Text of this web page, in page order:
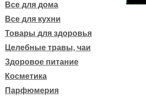
Все для дома
Все для кухни
Товары для здоровья
Целебные травы, чаи
Здоровое питание
Косметика
Парфюмерия